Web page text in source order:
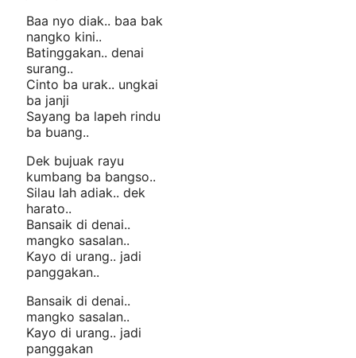
Baa nyo diak.. baa bak
nangko kini..
Batinggakan.. denai
surang..
Cinto ba urak.. ungkai
ba janji
Sayang ba lapeh rindu
ba buang..
Dek bujuak rayu
kumbang ba bangso..
Silau lah adiak.. dek
harato..
Bansaik di denai..
mangko sasalan..
Kayo di urang.. jadi
panggakan..
Bansaik di denai..
mangko sasalan..
Kayo di urang.. jadi
panggakan